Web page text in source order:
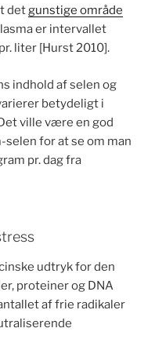
detgunstige område
er intervallet
liter [Hurst 2010].
indhold af selen og
betydeligt i
ville være en god
for at se om man
pr. dag fra
udtryk for den
proteiner og DNA
af frie radikaler